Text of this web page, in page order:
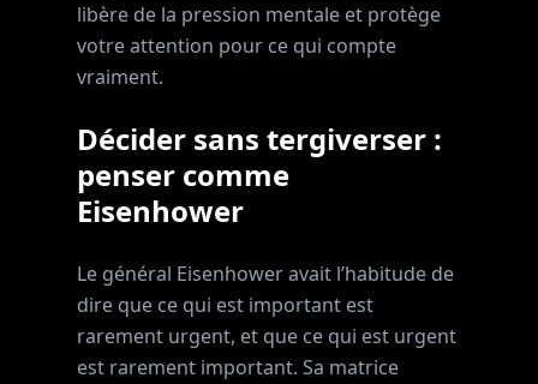
libère de la pression mentale et protège
votre attention pour ce qui compte
vraiment.
Décider sans tergiverser :
penser comme
Eisenhower
Le général Eisenhower avait l’habitude de
dire que ce qui est important est
rarement urgent, et que ce qui est urgent
est rarement important. Sa matrice